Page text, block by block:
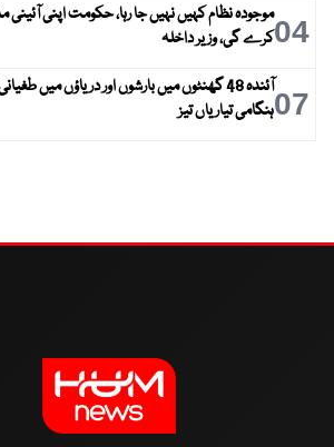
04موجودہ نظام کہیں نہیں جا رہا، حکومت اپنی
کرے گی، وزیر داخلہ
07
آئندہ 48 گھنٹوں میں بارشوں اور دریاؤں میں
ہنگامی تیاریاں تیز